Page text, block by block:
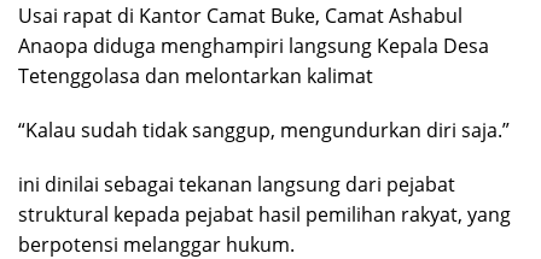
Usai rapat di Kantor Camat Buke, Camat Ashabul
Anaopa diduga menghampiri langsung Kepala Desa
Tetenggolasa dan melontarkan kalimat
“Kalau sudah tidak sanggup, mengundurkan diri saja.”
ini dinilai sebagai tekanan langsung dari pejabat
struktural kepada pejabat hasil pemilihan rakyat, yang
berpotensi melanggar hukum.